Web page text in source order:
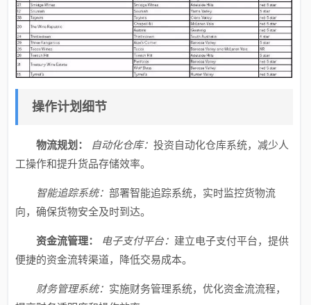
操作计划细节
物流规划： 自动化仓库：投资自动化仓库系统，减少人
工操作和提升货品存储效率。
智能追踪系统：部署智能追踪系统，实时监控货物流
向，确保货物安全及时到达。
资金流管理： 电子支付平台： 建立电子支付平台，提供
便捷的资金流转渠道，降低交易成本。
财务管理系统： 实施财务管理系统，优化资金流流程，